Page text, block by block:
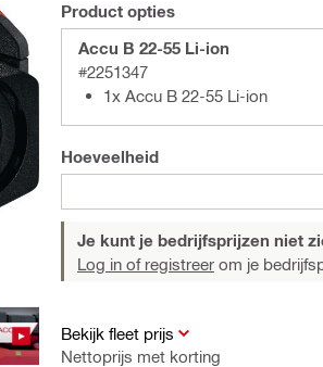
Product opties
Accu B 22-55 Li-ion
#2251347
1x Accu B 22-55 Li-ion
Hoeveelheid
Je kunt je bedrijfsprijzen niet
Log in of registreer om je
Bekijk fleet prijs
Nettoprijs met korting